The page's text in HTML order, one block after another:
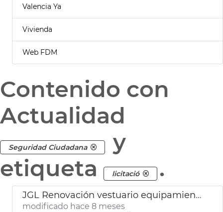
Valencia Ya
Vivienda
Web FDM
Contenido con
Actualidad
Seguridad Ciudadana
y
etiqueta
licitació .
JGL Renovación vestuario equipamiento Bomberos València
modificado hace 8 meses